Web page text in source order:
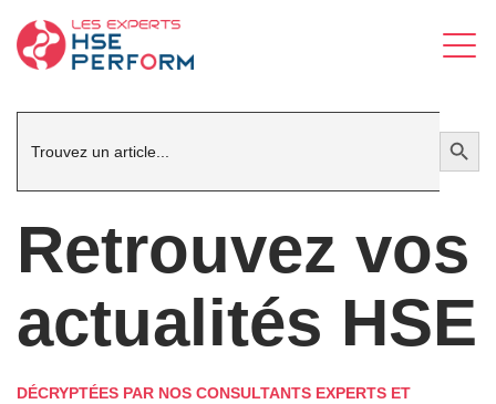
Search
Search Button
Retrouvez vos
actualités HSE
DÉCRYPTÉES PAR NOS CONSULTANTS EXPERTS ET